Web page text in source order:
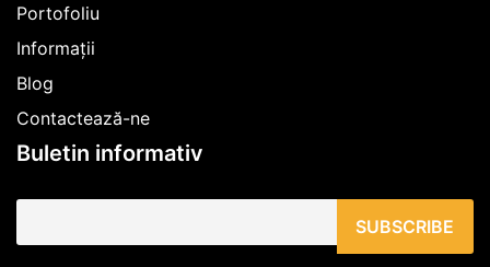
Portofoliu
Informații
Blog
Contactează-ne
Buletin informativ